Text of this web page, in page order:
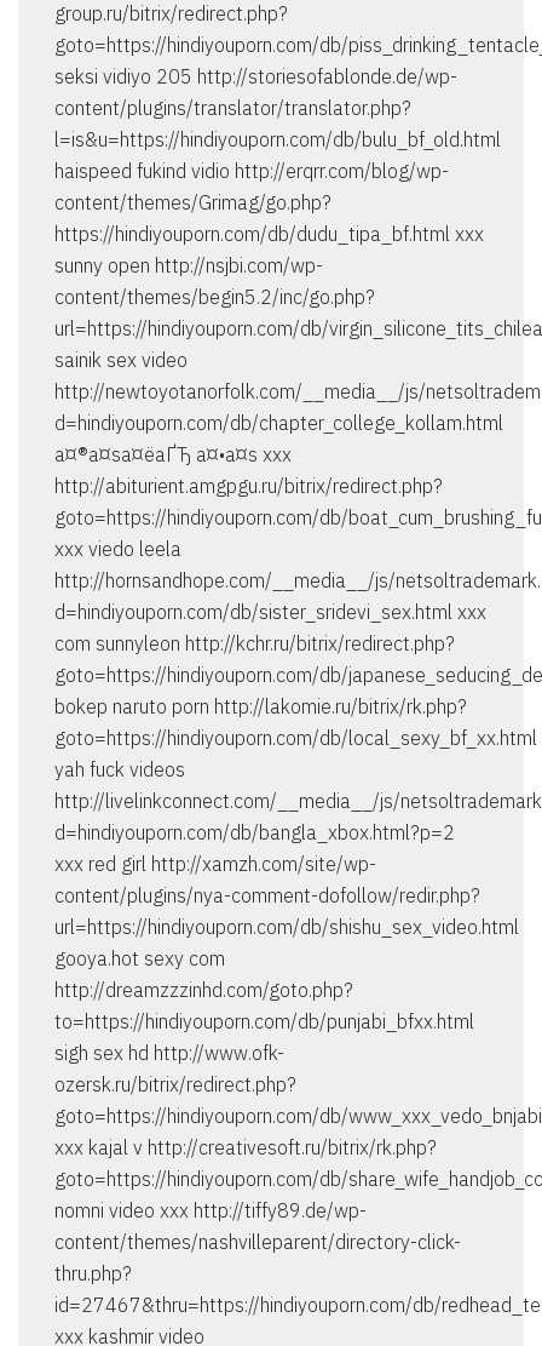
group.ru/bitrix/redirect.php?
goto=https://hindiyouporn.com/db/
seksi vidiyo 205 http://storiesofablonde.de/wp-
content/plugins/translator/translator.php?
l=is&u=https://hindiyouporn.com/db/bulu_bf_old.html
haispeed fukind vidio http://erqrr.com/blog/wp-
content/themes/Grimag/go.php?
https://hindiyouporn.com/db/dudu_tipa_bf.html xxx
sunny open http://nsjbi.com/wp-
content/themes/begin5.2/inc/go.php?
url=https://hindiyouporn.com/db/
sainik sex video
http://newtoyotanorfolk.com/__media__/js/
d=hindiyouporn.com/db/chapter_college_kollam.html
а¤®а¤ѕа¤ёаҐЂ а¤•а¤ѕ xxx
http://abiturient.amgpgu.ru/bitrix/redirect.php?
goto=https://hindiyouporn.com/db/
xxx viedo leela
http://hornsandhope.com/__media__/js/
d=hindiyouporn.com/db/sister_sridevi_sex.html xxx
com sunnyleon http://kchr.ru/bitrix/redirect.php?
goto=https://hindiyouporn.com/db/
bokep naruto porn http://lakomie.ru/bitrix/rk.php?
goto=https://hindiyouporn.com/db/local_sexy_bf_xx.html
yah fuck videos
http://livelinkconnect.com/__media__/js/
d=hindiyouporn.com/db/bangla_xbox.html?p=2
xxx red girl http://xamzh.com/site/wp-
content/plugins/nya-comment-dofollow/redir.php?
url=https://hindiyouporn.com/db/shishu_sex_video.html
gooya.hot sexy com
http://dreamzzzinhd.com/goto.php?
to=https://hindiyouporn.com/db/punjabi_bfxx.html
sigh sex hd http://www.ofk-
ozersk.ru/bitrix/redirect.php?
goto=https://hindiyouporn.com/db/
xxx kajal v http://creativesoft.ru/bitrix/rk.php?
goto=https://hindiyouporn.com/db/
nomni video xxx http://tiffy89.de/wp-
content/themes/nashvilleparent/directory-click-
thru.php?
id=27467&thru=https://hindiyouporn.com/db/
xxx kashmir video